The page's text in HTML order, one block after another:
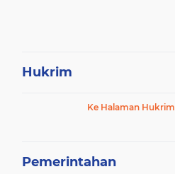
Hukrim
Ke Halaman Hukrim
Pemerintahan